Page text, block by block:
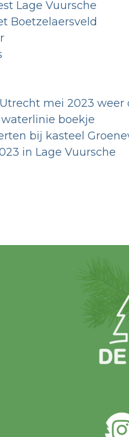
Lage Vuursche
Boetzelaersveld
mei 2023 weer
boekje
bij kasteel
in Lage Vuursche